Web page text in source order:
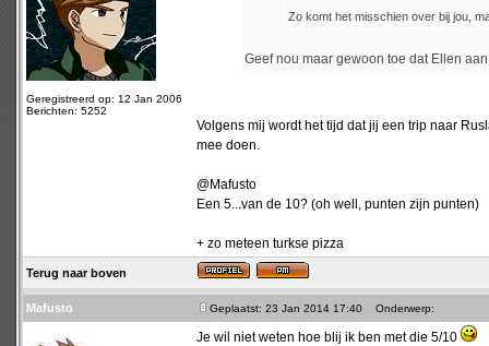
Geregistreerd op: 12 Jan 2006
Berichten: 5252
Zo komt het misschien over bij jou,
Geef nou maar gewoon toe dat Ellen
Volgens mij wordt het tijd dat jij een trip naar
mee doen.
@Mafusto
Een 5...van de 10? (oh well, punten zijn punten)
+ zo meteen turkse pizza
Terug naar boven
Mafusto Geplaatst: 23 Jan 2014 17:40 Onderwerp:
Je wil niet weten hoe blij ik ben met die 5/10